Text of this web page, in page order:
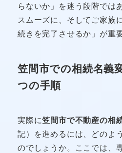
らないか」を迷う段階では
スムーズに、そしてご家族
続きを完了させるか」が重
笠間市での相続名義
つの手順
実際に笠間市で不動産の相
記）を進めるには、どのよ
のでしょうか。ここでは、